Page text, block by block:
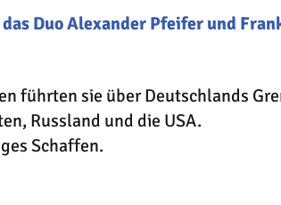
Duo Alexander Pfeifer und
führten sie über Deutschlands
Russland und die USA.
Schaffen.